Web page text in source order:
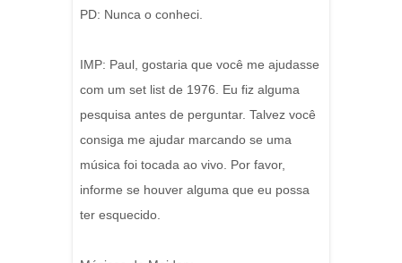
PD: Nunca o conheci.
IMP: Paul, gostaria que você me ajudasse
com um set list de 1976. Eu fiz alguma
pesquisa antes de perguntar. Talvez você
consiga me ajudar marcando se uma
música foi tocada ao vivo. Por favor,
informe se houver alguma que eu possa
ter esquecido.